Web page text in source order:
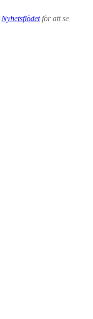
Nyhetsflödetför att se